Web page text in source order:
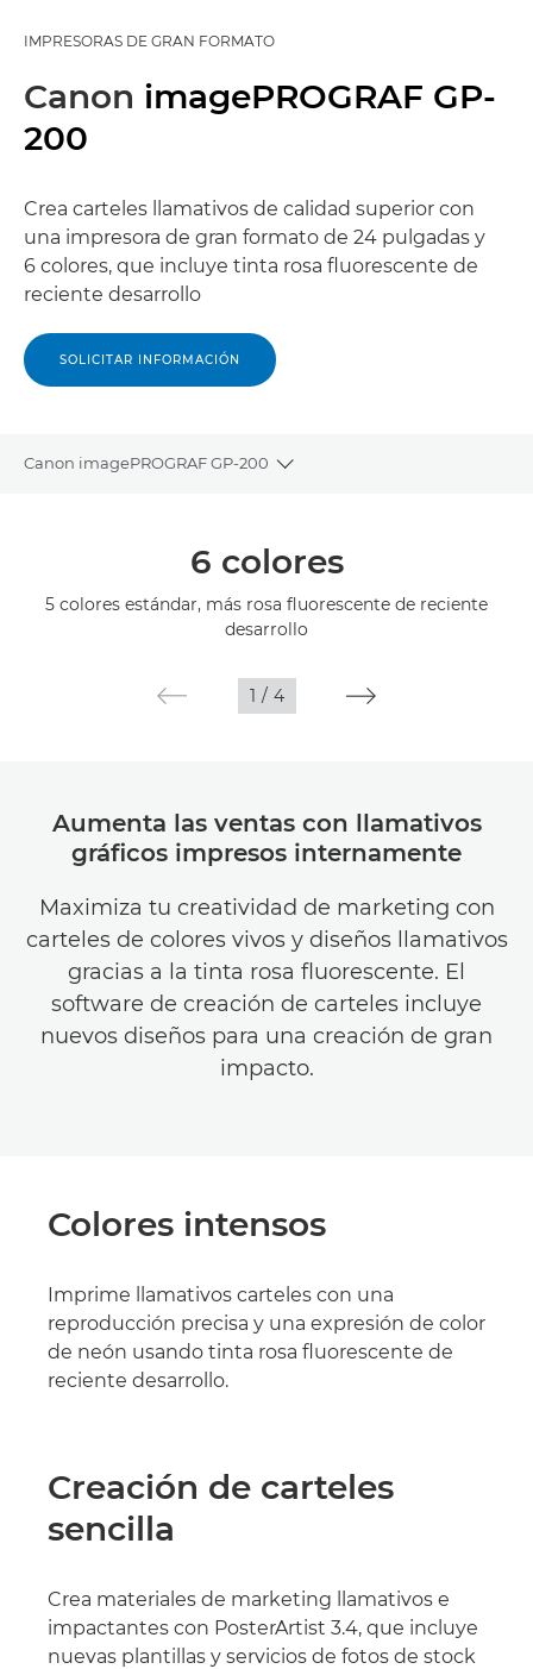
IMPRESORAS DE GRAN FORMATO
Canon imagePROGRAF GP-
200
Crea carteles llamativos de calidad superior con
una impresora de gran formato de 24 pulgadas y
6 colores, que incluye tinta rosa fluorescente de
reciente desarrollo
SOLICITAR INFORMACIÓN
Canon imagePROGRAF GP-200
Toggle breadcrumbs
6 colores
5 colores estándar, más rosa fluorescente de reciente
desarrollo
1 / 4
Aumenta las ventas con llamativos
gráficos impresos internamente
Maximiza tu creatividad de marketing con
carteles de colores vivos y diseños llamativos
gracias a la tinta rosa fluorescente. El
software de creación de carteles incluye
nuevos diseños para una creación de gran
impacto.
Colores intensos
Imprime llamativos carteles con una
reproducción precisa y una expresión de color
de neón usando tinta rosa fluorescente de
reciente desarrollo.
Creación de carteles
sencilla
Crea materiales de marketing llamativos e
impactantes con PosterArtist 3.4, que incluye
nuevas plantillas y servicios de fotos de stock